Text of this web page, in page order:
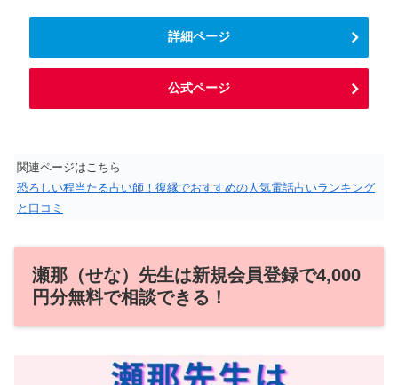
詳細ページ
公式ページ
関連ページはこちら
恐ろしい程当たる占い師！復縁でおすすめの人気電話占いランキング
と口コミ
瀬那（せな）先生は新規会員登録で4,000
円分無料で相談できる！